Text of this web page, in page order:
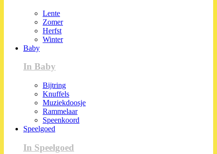
Lente
Zomer
Herfst
Winter
Baby
In Baby
Bijtring
Knuffels
Muziekdoosje
Rammelaar
Speenkoord
Speelgoed
In Speelgoed